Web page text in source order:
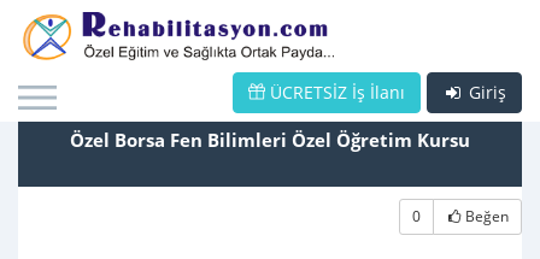
Giriş
ÜCRETSİZ İş İlanı
Özel Borsa Fen Bilimleri Özel Öğretim Kursu
0 Beğen